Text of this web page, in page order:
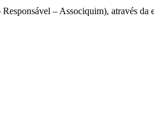
– Associquim), através da